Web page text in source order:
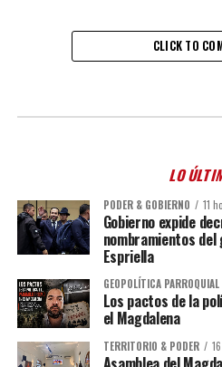
CLICK TO
LO
PODER & GOBIERNO 11
Gobierno expide
nombramientos del
Espriella
GEOPOLÍTICA PARROQUIAL
Los pactos de la
el Magdalena
TERRITORIO & PODER